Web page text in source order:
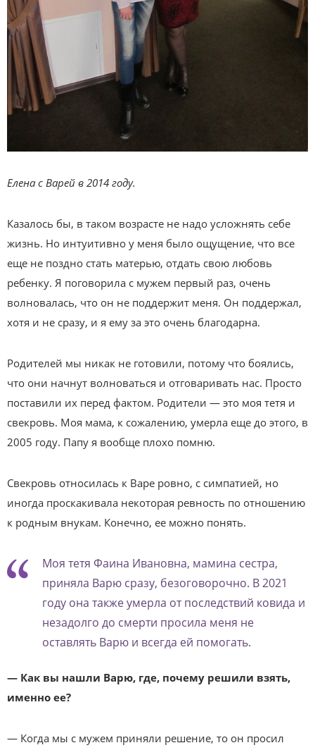
Елена с Варей в 2014 году.
Казалось бы, в таком возрасте не надо усложнять себе
жизнь. Но интуитивно у меня было ощущение, что все
еще не поздно стать матерью, отдать свою любовь
ребенку. Я поговорила с мужем первый раз, очень
волновалась, что он не поддержит меня. Он поддержал,
хотя и не сразу, и я ему за это очень благодарна.
Родителей мы никак не готовили, потому что боялись,
что они начнут волноваться и отговаривать нас. Просто
поставили их перед фактом. Родители — это моя тетя и
свекровь. Моя мама, к сожалению, умерла еще до этого, в
2005 году. Папу я вообще плохо помню.
Свекровь относилась к Варе ровно, с симпатией, но
иногда проскакивала некоторая ревность по отношению
к родным внукам. Конечно, ее можно понять.
Моя тетя Фаина Ивановна, мамина сестра,
приняла Варю сразу, безоговорочно. В 2021
году она также умерла от последствий ковида и
незадолго до смерти просила меня не
оставлять Варю и всегда ей помогать.
— Как вы нашли Варю, где, почему решили взять,
именно ее?
— Когда мы с мужем приняли решение, то он просил